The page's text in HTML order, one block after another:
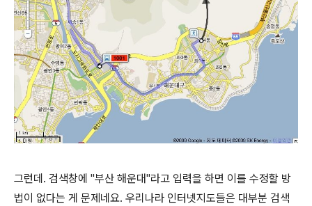
그런데. 검색창에 "부산 해운대"라고 입력을 하면 이를 수정할 방
법이 없다는 게 문제네요. 우리나라 인터넷지도들은 대부분 검색